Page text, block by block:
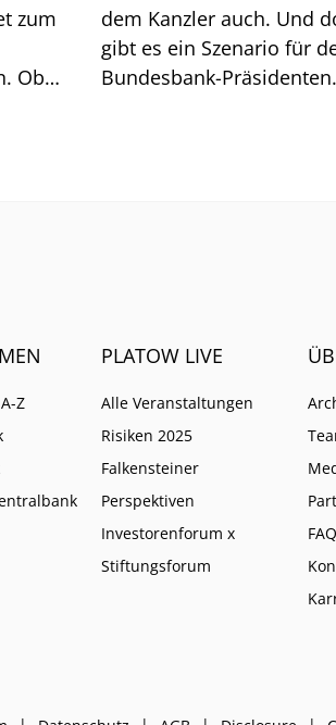
Ob
dem Kanzler auch. Und
gibt es ein Szenario für
Bundesbank-Präsidenten
Z
PLATOW LIVE
Alle Veranstaltungen
Risiken 2025
Falkensteiner
Perspektiven
Investorenforum x
Stiftungsforum